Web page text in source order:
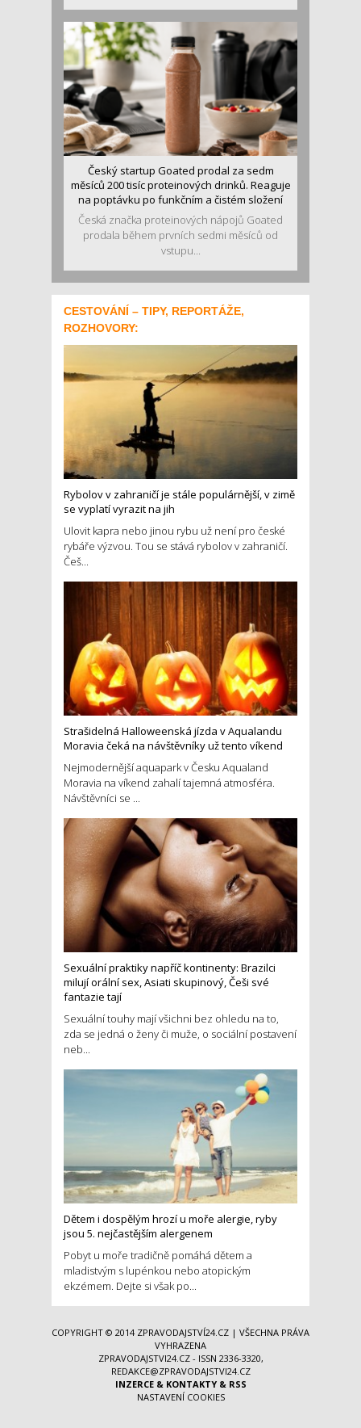
Český startup Goated prodal za sedm
měsíců 200 tisíc proteinových drinků. Reaguje
na poptávku po funkčním a čistém složení
Česká značka proteinových nápojů Goated
prodala během prvních sedmi měsíců od
vstupu...
CESTOVÁNÍ – TIPY, REPORTÁŽE,
ROZHOVORY:
Rybolov v zahraničí je stále populárnější, v zimě
se vyplatí vyrazit na jih
Ulovit kapra nebo jinou rybu už není pro české
rybáře výzvou. Tou se stává rybolov v zahraničí.
Češ...
Strašidelná Halloweenská jízda v Aqualandu
Moravia čeká na návštěvníky už tento víkend
Nejmodernější aquapark v Česku Aqualand
Moravia na víkend zahalí tajemná atmosféra.
Návštěvníci se ...
Sexuální praktiky napříč kontinenty: Brazilci
milují orální sex, Asiati skupinový, Češi své
fantazie tají
Sexuální touhy mají všichni bez ohledu na to,
zda se jedná o ženy či muže, o sociální postavení
neb...
Dětem i dospělým hrozí u moře alergie, ryby
jsou 5. nejčastějším alergenem
Pobyt u moře tradičně pomáhá dětem a
mladistvým s lupénkou nebo atopickým
ekzémem. Dejte si však po...
COPYRIGHT © 2014 ZPRAVODAJSTVÍ24.CZ | VŠECHNA PRÁVA
VYHRAZENA
ZPRAVODAJSTVI24.CZ - ISSN 2336-3320,
REDAKCE@ZPRAVODAJSTVI24.CZ
INZERCE& KONTAKTY& RSS
NASTAVENÍ COOKIES